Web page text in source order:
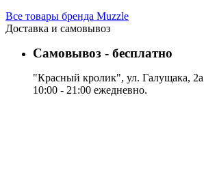
Все товары бренда Muzzle
Доставка и самовывоз
Самовывоз - бесплатно
"Красный кролик", ул. Галущака, 2а
10:00 - 21:00 ежедневно.